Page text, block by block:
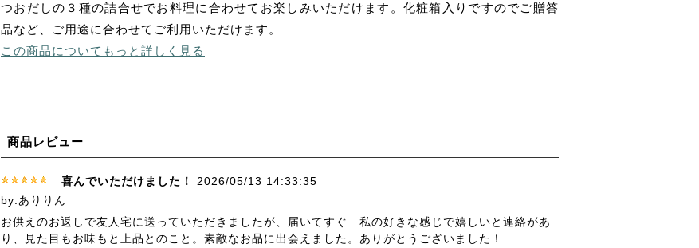
つおだしの３種の詰合せでお料理に合わせてお楽しみいただけます。化粧箱入りですのでご贈答
品など、ご用途に合わせてご利用いただけます。
この商品についてもっと詳しく見る
商品レビュー
喜んでいただけました！
2026/05/13 14:33:35
by:ありりん
お供えのお返しで友人宅に送っていただきましたが、届いてすぐ 私の好きな感じで嬉しいと連絡があ
り、見た目もお味もと上品とのこと。素敵なお品に出会えました。ありがとうございました！